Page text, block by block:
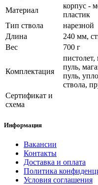
Материал
корпус -
пластик
Тип ствола
нарезной
Длина
240 мм,
Вес
700 г
Комплектация
пуль,
пуль,
ствола,
Сертификат и
схема
Информация
Вакансии
Контакты
Доставка и оплата
Политика
Условия соглашения